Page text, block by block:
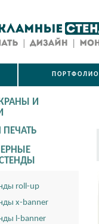
ПОРТФОЛИО
И
ПЕЧАТЬ
roll-up
x-banner
l-banner